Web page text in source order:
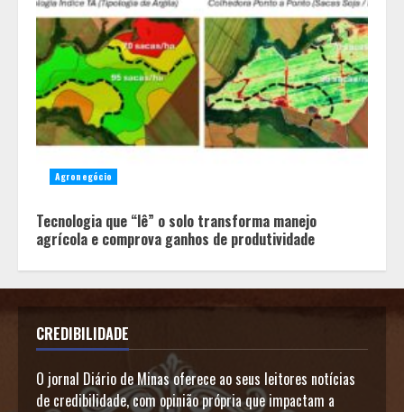
Agronegócio
Tecnologia que “lê” o solo transforma manejo
agrícola e comprova ganhos de produtividade
CREDIBILIDADE
O jornal Diário de Minas oferece ao seus leitores notícias
de credibilidade, com opinião própria que impactam a